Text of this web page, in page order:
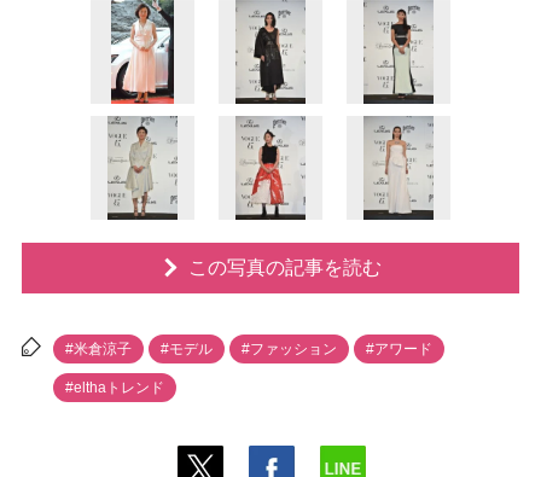
この写真の記事を読む
#米倉涼子 #モデル #ファッション #アワード
#elthaトレンド